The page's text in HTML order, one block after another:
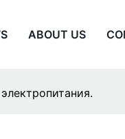
ABOUT US